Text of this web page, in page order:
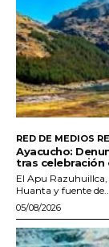
RED DE MEDIOS
Ayacucho:
tras celebración
El Apu
Huanta y fuente de...
05/08/2026